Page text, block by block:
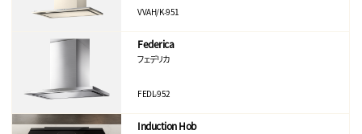
VVAH/K-951
Federica
フェデリカ
FEDL-952
Induction Hob